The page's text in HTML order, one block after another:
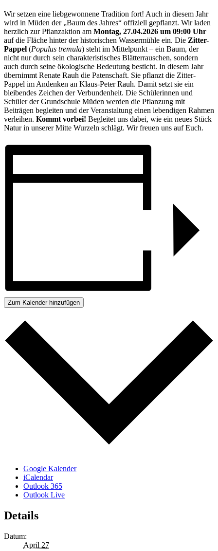
Wir setzen eine liebgewonnene Tradition fort! Auch in diesem Jahr
wird in Müden der „Baum des Jahres“ offiziell gepflanzt. Wir laden
herzlich zur Pflanzaktion am Montag, 27.04.2026 um 09:00 Uhr
auf die Fläche hinter der historischen Wassermühle ein. Die Zitter-
Pappel (Populus tremula) steht im Mittelpunkt – ein Baum, der
nicht nur durch sein charakteristisches Blätterrauschen, sondern
auch durch seine ökologische Bedeutung besticht. In diesem Jahr
übernimmt Renate Rauh die Patenschaft. Sie pflanzt die Zitter-
Pappel im Andenken an Klaus-Peter Rauh. Damit setzt sie ein
bleibendes Zeichen der Verbundenheit. Die Schülerinnen und
Schüler der Grundschule Müden werden die Pflanzung mit
Beiträgen begleiten und der Veranstaltung einen lebendigen Rahmen
verleihen. Kommt vorbei! Begleitet uns dabei, wie ein neues Stück
Natur in unserer Mitte Wurzeln schlägt. Wir freuen uns auf Euch.
Zum Kalender hinzufügen
Google Kalender
iCalendar
Outlook 365
Outlook Live
Details
Datum:
April 27